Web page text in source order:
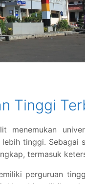
Tinggi
menemukan
tinggi. Sebagai
termasuk
perguruan